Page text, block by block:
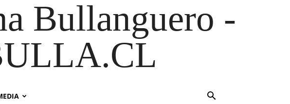
Bullanguero -